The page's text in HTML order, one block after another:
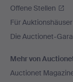
Offene Stellen
Für Auktionshäuser
Die Auctionet-
Mehr von
Auctionet